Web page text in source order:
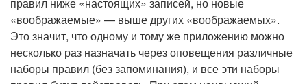
«воображаемые» — выше других «воображаемых».
Это значит, что одному и тому же приложению можно
несколько раз назначать через оповещения различные
наборы правил (без запоминания), и все эти наборы